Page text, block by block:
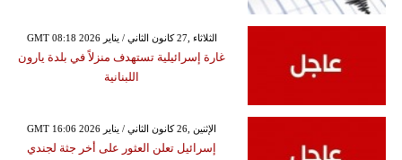
GMT 08:18 2026 الثلاثاء ,27 كانون الثاني / يناير
غارة إسرائيلية تستهدف منزلاً في بلدة يارون
اللبنانية
GMT 16:06 2026 الإثنين ,26 كانون الثاني / يناير
إسرائيل تعلن العثور على أخر جثة لجندي